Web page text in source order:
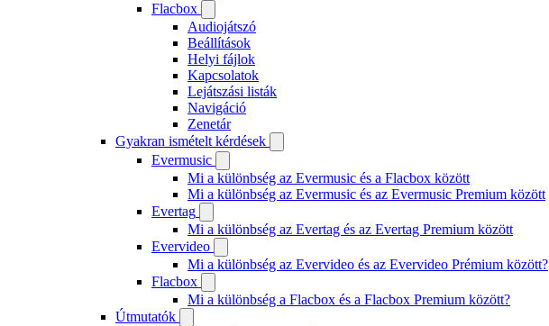
Flacbox
Audiojátszó
Beállítások
Helyi fájlok
Kapcsolatok
Lejátszási listák
Navigáció
Zenetár
Gyakran ismételt kérdések
Evermusic
Mi a különbség az Evermusic és a Flacbox között
Mi a különbség az Evermusic és az Evermusic Premium között
Evertag
Mi a különbség az Evertag és az Evertag Premium között
Evervideo
Mi a különbség az Evervideo és az Evervideo Prémium között?
Flacbox
Mi a különbség a Flacbox és a Flacbox Premium között?
Útmutatók